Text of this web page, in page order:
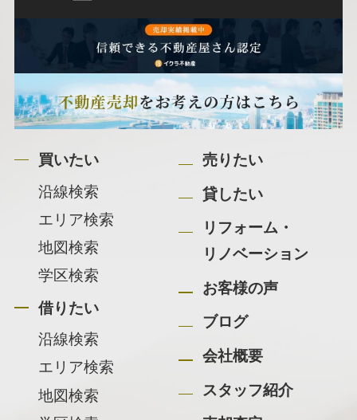
買いたい
沿線検索
エリア検索
地図検索
学区検索
借りたい
沿線検索
エリア検索
地図検索
売りたい
貸したい
リフォーム・
リノベーション
お客様の声
ブログ
会社概要
スタッフ紹介